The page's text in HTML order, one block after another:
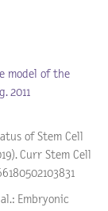
model of the
2011
of Stem Cell
Curr Stem Cell
Embryonic